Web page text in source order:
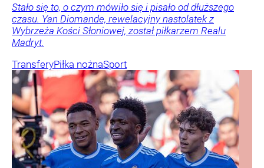
Stało się to, o czym mówiło się i pisało od dłuższego
czasu. Yan Diomande, rewelacyjny nastolatek z
Wybrzeża Kości Słoniowej, został piłkarzem Realu
Madryt.
TransferyPiłka nożnaSport